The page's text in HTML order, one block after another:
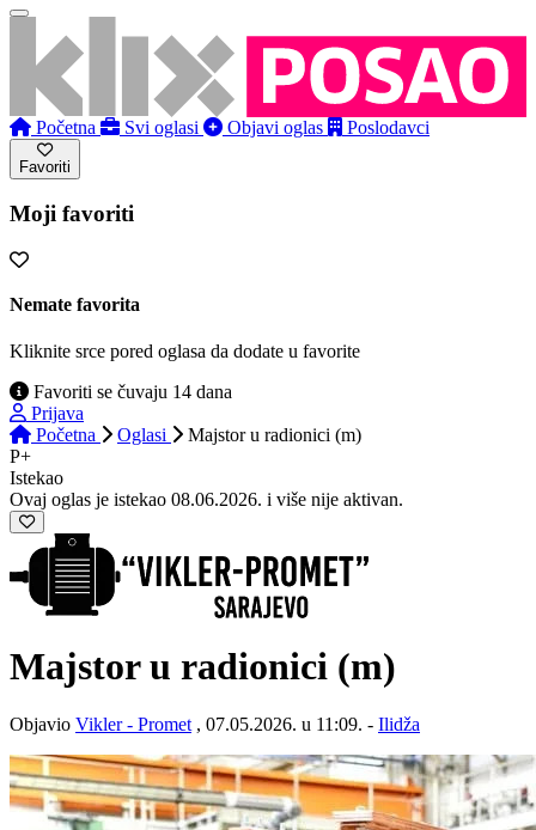
Početna Svi oglasi Objavi oglas Poslodavci
Favoriti
Moji favoriti
Nemate favorita
Kliknite srce pored oglasa da dodate u favorite
Favoriti se čuvaju 14 dana
Prijava
Početna
Oglasi
Majstor u radionici (m)
P+
Istekao
Ovaj oglas je istekao 08.06.2026. i više nije aktivan.
Majstor u radionici (m)
Objavio Vikler - Promet , 07.05.2026. u 11:09. - Ilidža